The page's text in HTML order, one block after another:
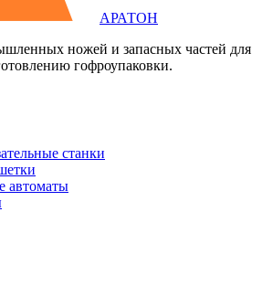
АРАТОН
ножей и запасных частей для
гофроупаковки.
станки
автоматы